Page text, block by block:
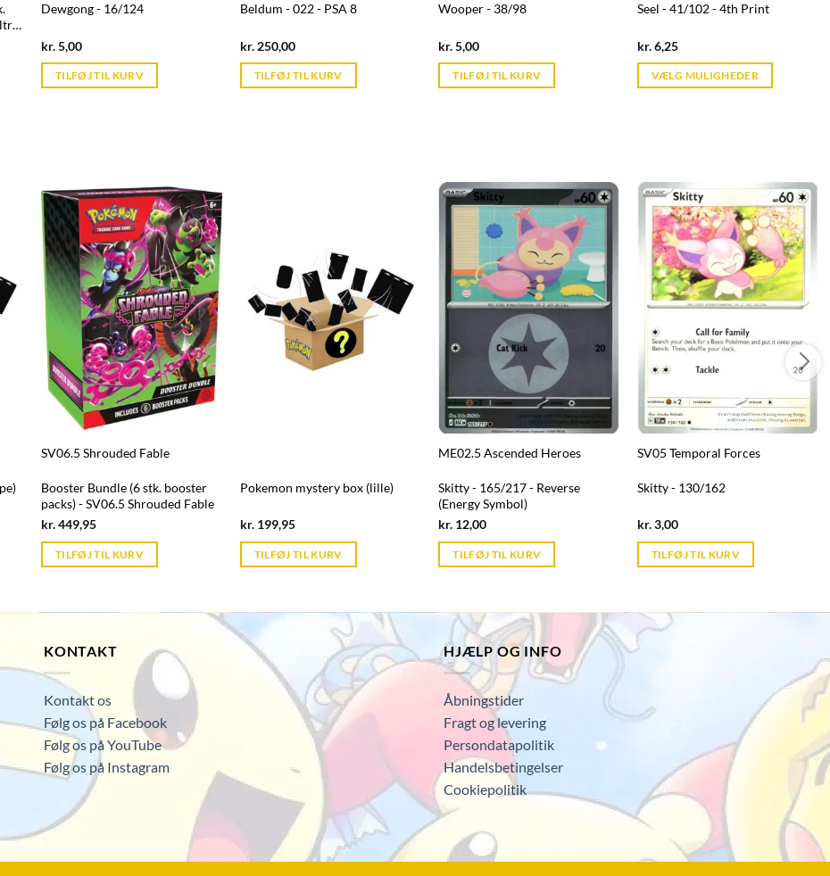
Dewgong - 16/124
kr.5,00Current
is:
kr. 39,95.
TILFØJ TIL KURV
Beldum - 022 - PSA 8
kr.250,00Current
is:
kr. 39,95.
TILFØJ TIL KURV
Wooper - 38/98
kr.5,00Current
is:
kr. 39,95.
TILFØJ TIL KURV
Seel - 41/102 - 4th Print
kr.6,25Current
is:
kr. 39,95.
VÆLG MULIGHEDER
SV06.5 Shrouded Fable
Booster Bundle (6 stk. booster
packs) - SV06.5 Shrouded Fable
kr.449,95Current
is:
kr. 39,95.
TILFØJ TIL KURV
Pokemon mystery box (lille)
kr.199,95Current
is:
kr. 39,95.
TILFØJ TIL KURV
ME02.5 Ascended Heroes
Skitty - 165/217 - Reverse
(Energy Symbol)
kr. 12,00Current
is:
kr. 39,95.
TILFØJ TIL KURV
SV05 Temporal Forces
Skitty - 130/162
kr.3,00Current
is:
kr. 39,95.
TILFØJ TIL KURV
KONTAKT
Kontakt os
Følg os på Facebook
Følg os på YouTube
Følg os på Instagram
HJÆLP OG INFO
Åbningstider
Fragt og levering
Persondatapolitik
Handelsbetingelser
Cookiepolitik